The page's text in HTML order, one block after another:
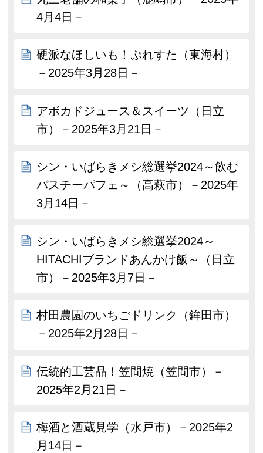
4月4日－
硬派なほしいも！ぷれすた（東海村）
－2025年3月28日－
アボカドジュース＆スイーツ（日立
市）－2025年3月21日－
シン・いばらきメシ総選挙2024～飲む
バスチーパフェ～（高萩市）－2025年
3月14日－
シン・いばらきメシ総選挙2024～
HITACHIブランドあんかけ飯～（日立
市）－2025年3月7日－
村田農園のいちごドリンク（鉾田市）
－2025年2月28日－
伝統的工芸品！笠間焼（笠間市）－
2025年2月21日－
梅酒と酒蔵見学（水戸市）－2025年2
月14日－